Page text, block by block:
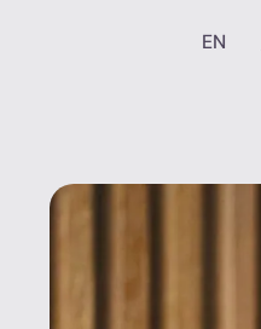
EN